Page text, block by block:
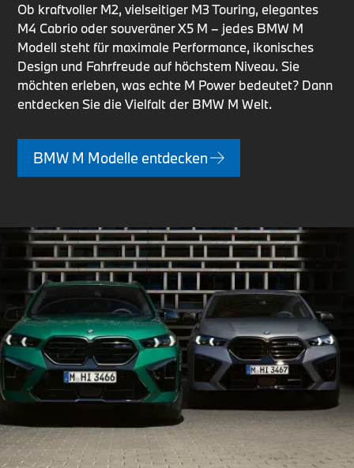
Ob kraftvoller M2, vielseitiger M3 Touring, elegantes
M4 Cabrio oder souveräner X5 M – jedes BMW M
Modell steht für maximale Performance, ikonisches
Design und Fahrfreude auf höchstem Niveau. Sie
möchten erleben, was echte M Power bedeutet? Dann
entdecken Sie die Vielfalt der BMW M Welt.
BMW M Modelle entdecken